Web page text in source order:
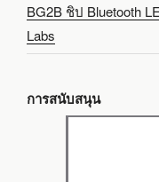
BG2B ชิป Bluetooth
Labs
การสนับสนุน